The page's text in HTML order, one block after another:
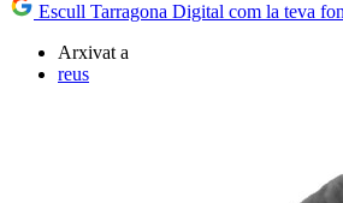
Escull Tarragona Digital com la teva
Arxivat a
reus